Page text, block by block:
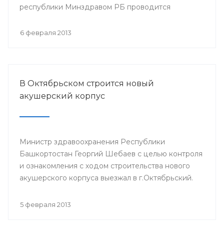
республики Минздравом РБ проводится
конференция «Перспективы донорства и
6 февраля 2013
В Октябрьском строится новый
акушерский корпус
Министр здравоохранения Республики
Башкортостан Георгий Шебаев с целью контроля
и ознакомления с ходом строительства нового
акушерского корпуса выезжал в г.Октябрьский.
5 февраля 2013